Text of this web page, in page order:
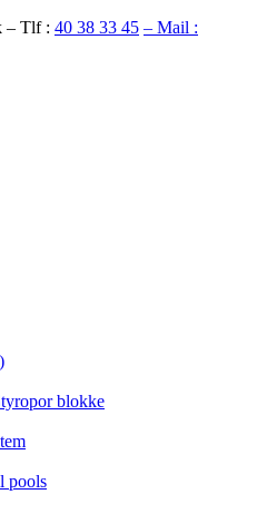
– Tlf : 40 38 33 45 – Mail :
blokke
pools